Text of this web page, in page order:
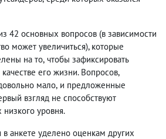
42 основных вопросов (в зависимости
может увеличиться), которые
на то, чтобы зафиксировать
его жизни. Вопросов,
мало, и предложенные
взгляд не способствуют
уровня.
анкете уделено оценкам других